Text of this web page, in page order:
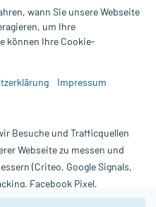
Versandkosten
ausschließlich für
durch einen Arzt. Bitte
| Diese Webseite benutzt
die wichtigen Hinweise in
den Widerruf einer Bestellung
wann Sie unsere Webseite
um Ihre
können Ihre Cookie-
Impressum
Besuche und Trafficquellen
Webseite zu messen und
(Criteo, Google Signals,
Facebook Pixel,